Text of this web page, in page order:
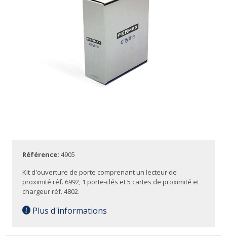
Référence: 4905
Kit d'ouverture de porte comprenant un lecteur de
proximité réf. 6992, 1 porte-clés et 5 cartes de proximité et
chargeur réf. 4802.
Plus d'informations